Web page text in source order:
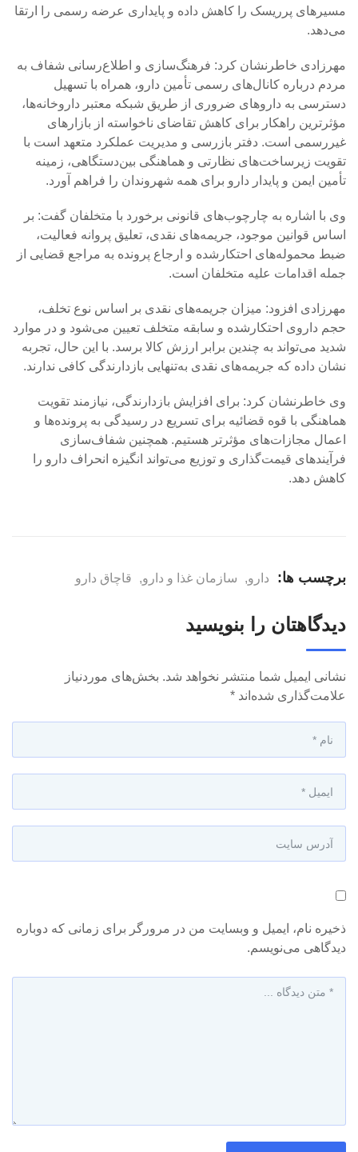
مسیرهای پرریسک را کاهش داده و پایداری عرضه رسمی را ارتقا
می‌دهد.
مهرزادی خاطرنشان کرد: فرهنگ‌سازی و اطلاع‌رسانی شفاف به
مردم درباره کانال‌های رسمی تأمین دارو، همراه با تسهیل
دسترسی به داروهای ضروری از طریق شبکه معتبر داروخانه‌ها،
مؤثرترین راهکار برای کاهش تقاضای ناخواسته از بازارهای
غیررسمی است. دفتر بازرسی و مدیریت عملکرد متعهد است با
تقویت زیرساخت‌های نظارتی و هماهنگی بین‌دستگاهی، زمینه
تأمین ایمن و پایدار دارو برای همه شهروندان را فراهم آورد.
وی با اشاره به چارچوب‌های قانونی برخورد با متخلفان گفت: بر
اساس قوانین موجود، جریمه‌های نقدی، تعلیق پروانه فعالیت،
ضبط محموله‌های احتکارشده و ارجاع پرونده به مراجع قضایی از
جمله اقدامات علیه متخلفان است.
مهرزادی افزود: میزان جریمه‌های نقدی بر اساس نوع تخلف،
حجم داروی احتکارشده و سابقه متخلف تعیین می‌شود و در موارد
شدید می‌تواند به چندین برابر ارزش کالا برسد. با این حال، تجربه
نشان داده که جریمه‌های نقدی به‌تنهایی بازدارندگی کافی ندارند.
وی خاطرنشان کرد: برای افزایش بازدارندگی، نیازمند تقویت
هماهنگی با قوه قضائیه برای تسریع در رسیدگی به پرونده‌ها و
اعمال مجازات‌های مؤثرتر هستیم. همچنین شفاف‌سازی
فرآیندهای قیمت‌گذاری و توزیع می‌تواند انگیزه انحراف دارو را
کاهش دهد.
برچسب ها: دارو, سازمان غذا و دارو, قاچاق دارو
دیدگاهتان را بنویسید
نشانی ایمیل شما منتشر نخواهد شد. بخش‌های موردنیاز
علامت‌گذاری شده‌اند *
ذخیره نام، ایمیل و وبسایت من در مرورگر برای زمانی که دوباره
دیدگاهی می‌نویسم.